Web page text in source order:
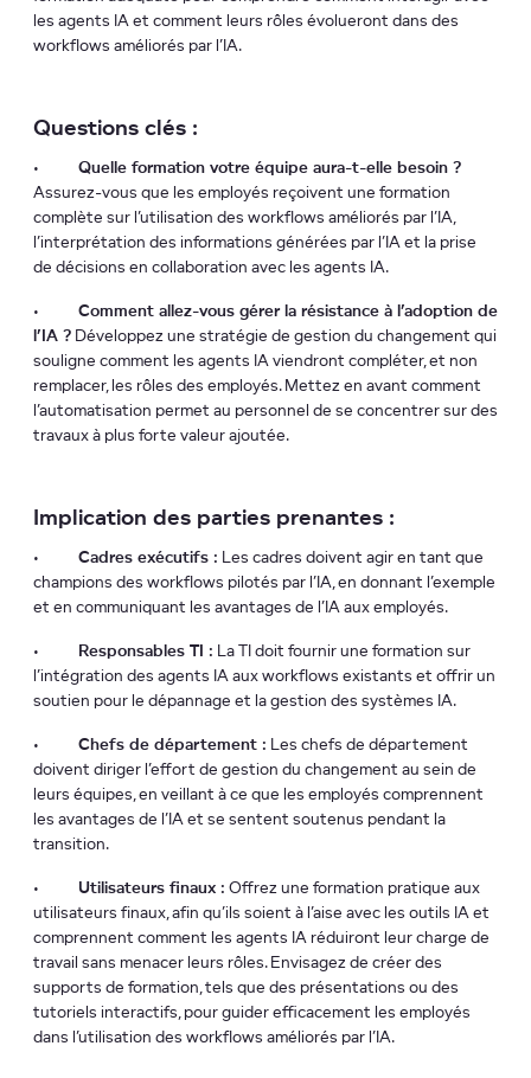
les agents IA et comment leurs rôles évolueront dans des
workflows améliorés par l’IA.
Questions clés :
• Quelle formation votre équipe aura-t-elle besoin ?
Assurez-vous que les employés reçoivent une formation
complète sur l’utilisation des workflows améliorés par l’IA,
l’interprétation des informations générées par l’IA et la prise
de décisions en collaboration avec les agents IA.
• Comment allez-vous gérer la résistance à l’adoption de
l’IA ? Développez une stratégie de gestion du changement qui
souligne comment les agents IA viendront compléter, et non
remplacer, les rôles des employés. Mettez en avant comment
l’automatisation permet au personnel de se concentrer sur des
travaux à plus forte valeur ajoutée.
Implication des parties prenantes :
• Cadres exécutifs : Les cadres doivent agir en tant que
champions des workflows pilotés par l’IA, en donnant l’exemple
et en communiquant les avantages de l’IA aux employés.
• Responsables TI : La TI doit fournir une formation sur
l’intégration des agents IA aux workflows existants et offrir un
soutien pour le dépannage et la gestion des systèmes IA.
• Chefs de département : Les chefs de département
doivent diriger l’effort de gestion du changement au sein de
leurs équipes, en veillant à ce que les employés comprennent
les avantages de l’IA et se sentent soutenus pendant la
transition.
• Utilisateurs finaux : Offrez une formation pratique aux
utilisateurs finaux, afin qu’ils soient à l’aise avec les outils IA et
comprennent comment les agents IA réduiront leur charge de
travail sans menacer leurs rôles. Envisagez de créer des
supports de formation, tels que des présentations ou des
tutoriels interactifs, pour guider efficacement les employés
dans l’utilisation des workflows améliorés par l’IA.